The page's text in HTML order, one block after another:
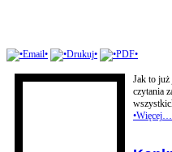
Jak to już
czytania